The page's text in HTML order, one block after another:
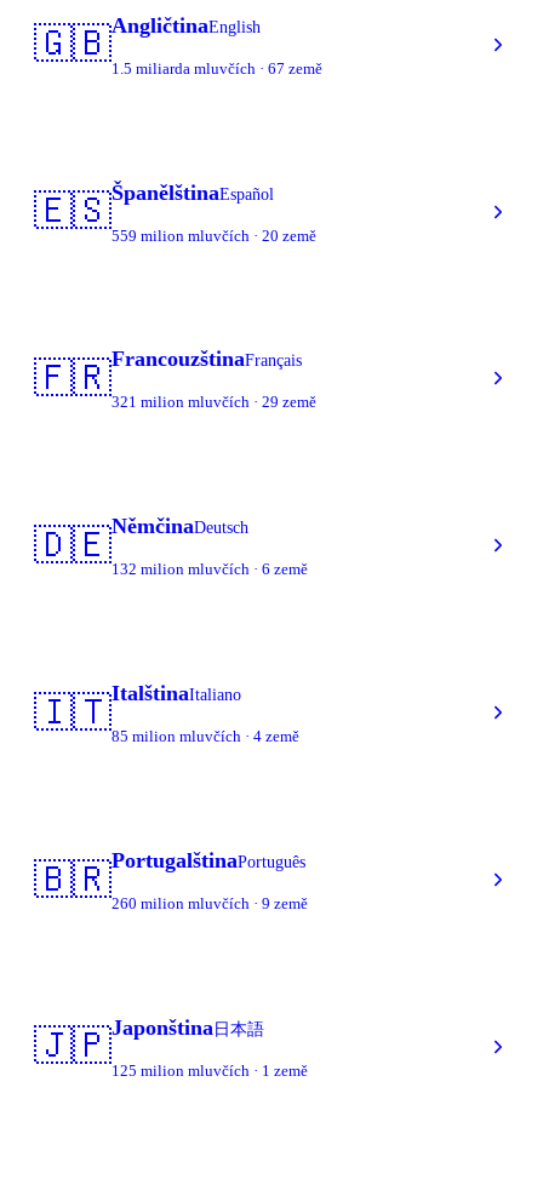
🇬🇧AngličtinaEnglish
1.5 miliarda mluvčích · 67 země
🇪🇸ŠpanělštinaEspañol
559 milion mluvčích · 20 země
🇫🇷FrancouzštinaFrançais
321 milion mluvčích · 29 země
🇩🇪NěmčinaDeutsch
132 milion mluvčích · 6 země
🇮🇹ItalštinaItaliano
85 milion mluvčích · 4 země
🇧🇷PortugalštinaPortuguês
260 milion mluvčích · 9 země
🇯🇵Japonština 日本語
125 milion mluvčích · 1 země